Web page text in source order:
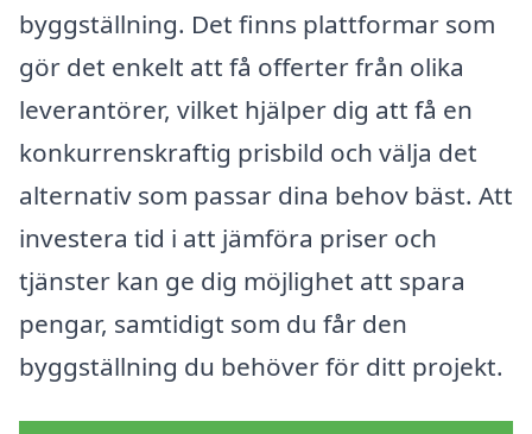
byggställning. Det finns plattformar som
gör det enkelt att få offerter från olika
leverantörer, vilket hjälper dig att få en
konkurrenskraftig prisbild och välja det
alternativ som passar dina behov bäst. Att
investera tid i att jämföra priser och
tjänster kan ge dig möjlighet att spara
pengar, samtidigt som du får den
byggställning du behöver för ditt projekt.